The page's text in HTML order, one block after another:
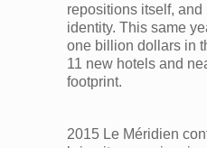
repositions itself, and
identity. This same
one billion dollars in
11 new hotels and
footprint.
2015 Le Méridien